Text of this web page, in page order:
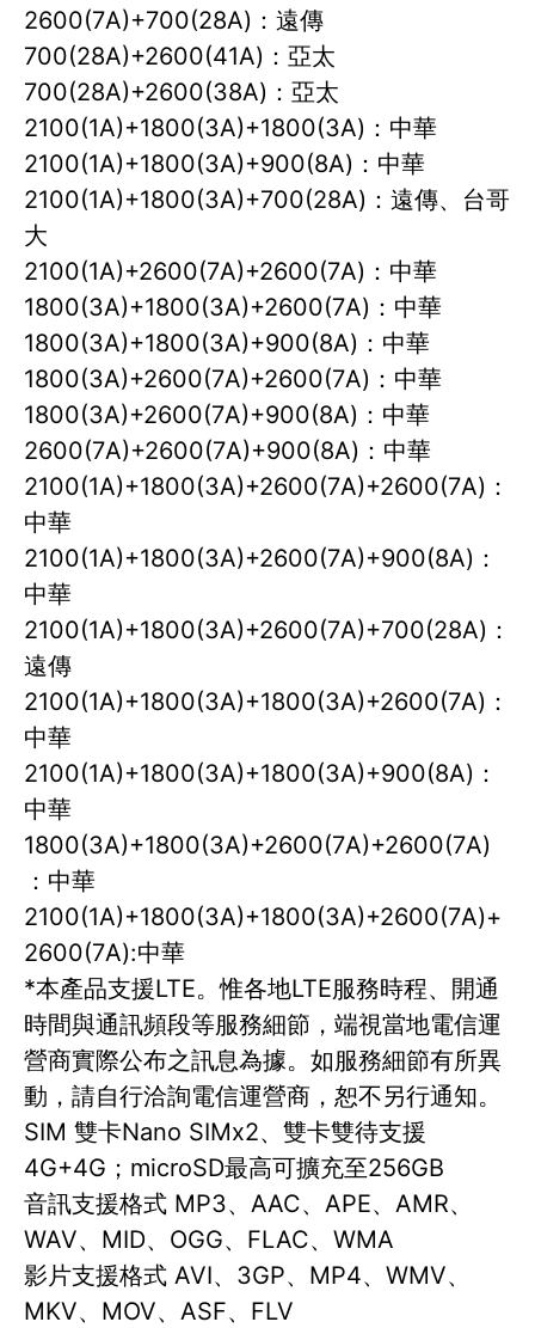
2600(7A)+700(28A)：遠傳
700(28A)+2600(41A)：亞太
700(28A)+2600(38A)：亞太
2100(1A)+1800(3A)+1800(3A)：中華
2100(1A)+1800(3A)+900(8A)：中華
2100(1A)+1800(3A)+700(28A)：遠傳、台哥
大
2100(1A)+2600(7A)+2600(7A)：中華
1800(3A)+1800(3A)+2600(7A)：中華
1800(3A)+1800(3A)+900(8A)：中華
1800(3A)+2600(7A)+2600(7A)：中華
1800(3A)+2600(7A)+900(8A)：中華
2600(7A)+2600(7A)+900(8A)：中華
2100(1A)+1800(3A)+2600(7A)+2600(7A)：
中華
2100(1A)+1800(3A)+2600(7A)+900(8A)：
中華
2100(1A)+1800(3A)+2600(7A)+700(28A)：
遠傳
2100(1A)+1800(3A)+1800(3A)+2600(7A)：
中華
2100(1A)+1800(3A)+1800(3A)+900(8A)：
中華
1800(3A)+1800(3A)+2600(7A)+2600(7A)
：中華
2100(1A)+1800(3A)+1800(3A)+2600(7A)+
2600(7A):中華
*本產品支援LTE。惟各地LTE服務時程、開通
時間與通訊頻段等服務細節，端視當地電信運
營商實際公布之訊息為據。如服務細節有所異
動，請自行洽詢電信運營商，恕不另行通知。
SIM 雙卡Nano SIMx2、雙卡雙待支援
4G+4G；microSD最高可擴充至256GB
音訊支援格式 MP3、AAC、APE、AMR、
WAV、MID、OGG、FLAC、WMA
影片支援格式 AVI、3GP、MP4、WMV、
MKV、MOV、ASF、FLV